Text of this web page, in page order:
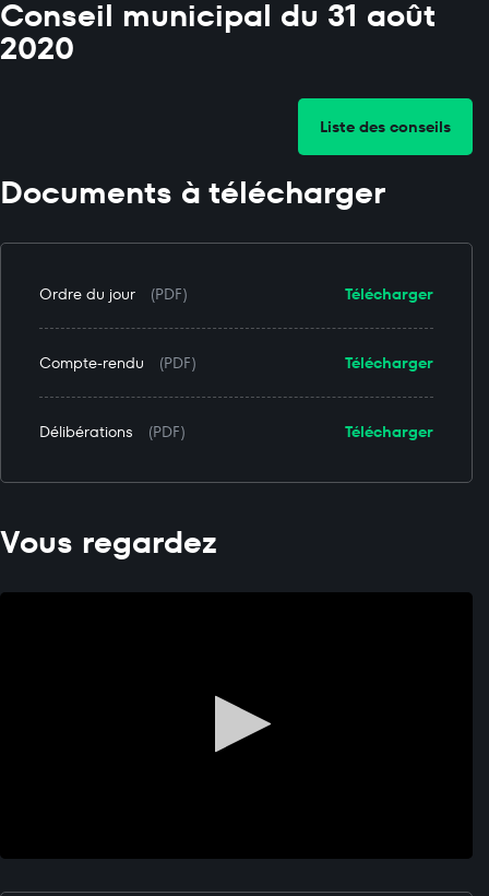
Conseil municipal du 31 août
2020
Liste des conseils
Documents à télécharger
Télécharger
Ordre du jour (PDF)
Télécharger
Compte-rendu (PDF)
Télécharger
Délibérations (PDF)
Vous regardez